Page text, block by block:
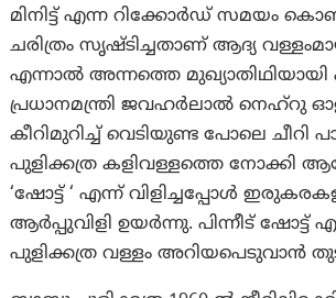
മിനിട്ട് എന്ന റിക്കോർഡ് സമയം
ചരിത്രം സൃഷ്ടിച്ചതാണ് ആദ്യ
എന്നാൽ അന്നത്തെ മുഖ്യാതിഥിയായി
പ്രധാനമന്ത്രി ജവഹർലാൽ നെഹ്റു
കീറിമുറിച്ച് വെടിയുണ്ട പോലെ ചീറി
പുളിക്കത്ര കളിവള്ളത്തെ നോക്കി
‘ഷോട്ട് ‘ എന്ന് വിളിച്ചപ്പോൾ
ആർപ്പുവിളി ഉയർന്നു. പിന്നീട് ഷോട്ട്
പുളിക്കത്ര വള്ളം അറിയപെടുവാൻ